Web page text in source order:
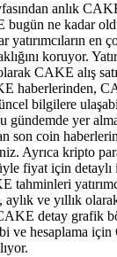
anlık CAKE
ne kadar
en
koruyor.
CAKE alış
haberlerinden,
bilgilere
gündemde yer
son coin
Ayrıca kripto para
fiyat için detaylı
tahminleri
aylık ve yıllık
detay grafik
ve hesaplama